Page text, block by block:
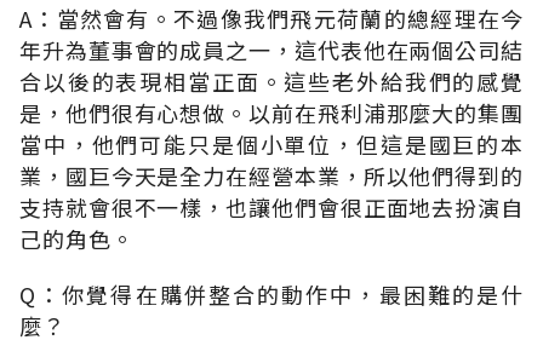
A：當然會有。不過像我們飛元荷蘭的總經理在今
年升為董事會的成員之一，這代表他在兩個公司結
合以後的表現相當正面。這些老外給我們的感覺
是，他們很有心想做。以前在飛利浦那麼大的集團
當中，他們可能只是個小單位，但這是國巨的本
業，國巨今天是全力在經營本業，所以他們得到的
支持就會很不一樣，也讓他們會很正面地去扮演自
己的角色。
Q：你覺得在購併整合的動作中，最困難的是什
麼？